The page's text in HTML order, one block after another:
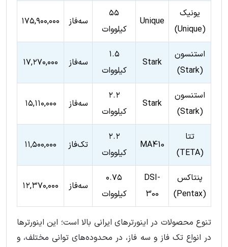
یونیک
(Unique)
Unique
۵۵
کیلووات
سه‌فاز ۱۷۵,۹۰۰,۰۰۰
استنسون
(Stark)
Stark
۱.۵
کیلووات
سه‌فاز ۱۷,۲۷۰,۰۰۰
استنسون
(Stark)
Stark
۲.۲
کیلووات
سه‌فاز ۱۵,۱۱۰,۰۰۰
تتا
(TETA)
MA410
۲.۲
کیلووات
تک‌فاز ۱۱,۵۰۰,۰۰۰
پنتاکس
(Pentax)
DSI-
300
۰.۷۵
کیلووات
سه‌فاز ۱۲,۳۷۰,۰۰۰
تنوع محصولات در اینورترهای ایرانی بالا است؛ این اینورترها
در انواع تک فاز و سه فاز، در محدوده‌های توانی مختلف، و